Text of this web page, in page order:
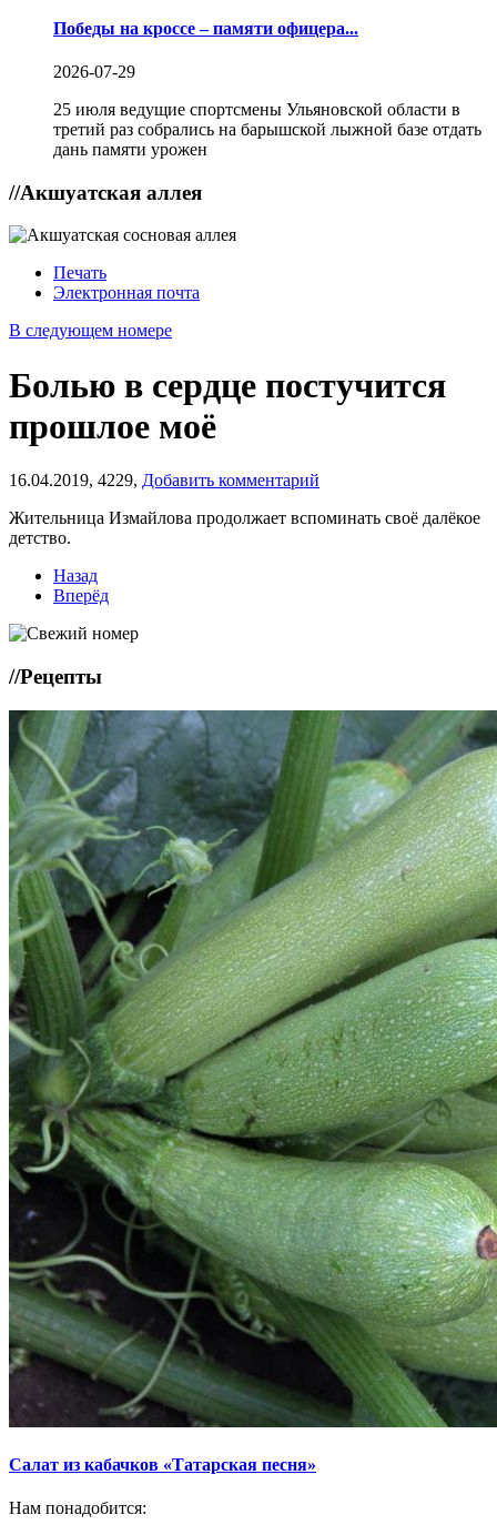
Победы на кроссе – памяти офицера...
2026-07-29
25 июля ведущие спортсмены Ульяновской области в
третий раз собрались на барышской лыжной базе отдать
дань памяти урожен
//Акшуатская аллея
Печать
Электронная почта
В следующем номере
Болью в сердце постучится
прошлое моё
16.04.2019, 4229, Добавить комментарий
Жительница Измайлова продолжает вспоминать своё далёкое
детство.
Назад
Вперёд
//Рецепты
Салат из кабачков «Татарская песня»
Нам понадобится: